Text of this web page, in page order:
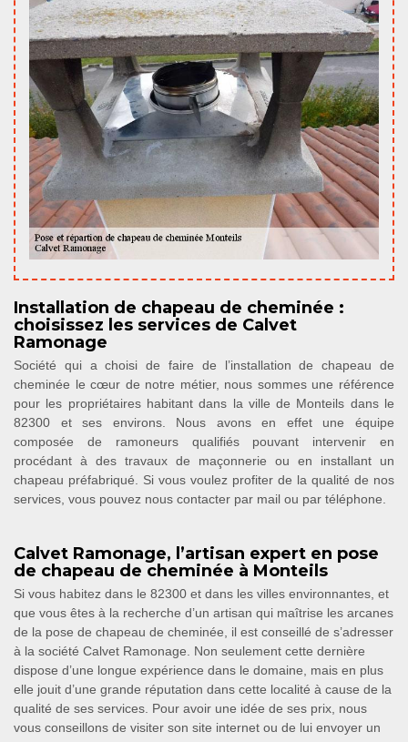
Installation de chapeau de cheminée :
choisissez les services de Calvet
Ramonage
Société qui a choisi de faire de l’installation de chapeau de
cheminée le cœur de notre métier, nous sommes une référence
pour les propriétaires habitant dans la ville de Monteils dans le
82300 et ses environs. Nous avons en effet une équipe
composée de ramoneurs qualifiés pouvant intervenir en
procédant à des travaux de maçonnerie ou en installant un
chapeau préfabriqué. Si vous voulez profiter de la qualité de nos
services, vous pouvez nous contacter par mail ou par téléphone.
Calvet Ramonage, l’artisan expert en pose
de chapeau de cheminée à Monteils
Si vous habitez dans le 82300 et dans les villes environnantes, et
que vous êtes à la recherche d’un artisan qui maîtrise les arcanes
de la pose de chapeau de cheminée, il est conseillé de s’adresser
à la société Calvet Ramonage. Non seulement cette dernière
dispose d’une longue expérience dans le domaine, mais en plus
elle jouit d’une grande réputation dans cette localité à cause de la
qualité de ses services. Pour avoir une idée de ses prix, nous
vous conseillons de visiter son site internet ou de lui envoyer un